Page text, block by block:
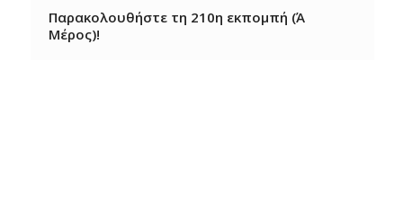
Παρακολουθήστε τη 210η εκπομπή (Ά
Μέρος)!